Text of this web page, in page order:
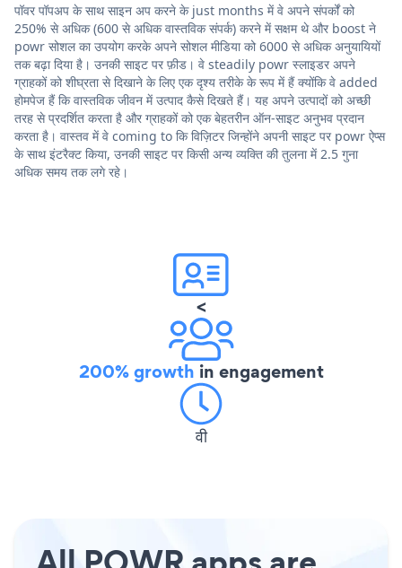
पॉवर पॉपअप के साथ साइन अप करने के just months में वे अपने संपर्कों को
250% से अधिक (600 से अधिक वास्तविक संपर्क) करने में सक्षम थे और boost ने
powr सोशल का उपयोग करके अपने सोशल मीडिया को 6000 से अधिक अनुयायियों
तक बढ़ा दिया है। उनकी साइट पर फ़ीड। वे steadily powr स्लाइडर अपने
ग्राहकों को शीघ्रता से दिखाने के लिए एक दृश्य तरीके के रूप में हैं क्योंकि वे added
होमपेज हैं कि वास्तविक जीवन में उत्पाद कैसे दिखते हैं। यह अपने उत्पादों को अच्छी
तरह से प्रदर्शित करता है और ग्राहकों को एक बेहतरीन ऑन-साइट अनुभव प्रदान
करता है। वास्तव में वे coming to कि विज़िटर जिन्होंने अपनी साइट पर powr ऐप्स
के साथ इंटरैक्ट किया, उनकी साइट पर किसी अन्य व्यक्ति की तुलना में 2.5 गुना
अधिक समय तक लगे रहे।
<
200% growth in engagement
वी